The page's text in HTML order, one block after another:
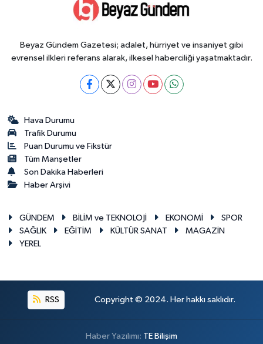
Beyaz Gündem Gazetesi; adalet, hürriyet ve insaniyet gibi
evrensel ilkleri referans alarak, ilkesel haberciliği yaşatmaktadır.
Hava Durumu
Trafik Durumu
Puan Durumu ve Fikstür
Tüm Manşetler
Son Dakika Haberleri
Haber Arşivi
GÜNDEM BİLİM ve TEKNOLOJİ EKONOMİ
SPOR
SAĞLIK
EĞİTİM KÜLTÜR SANAT
MAGAZİN
YEREL
RSS Copyright © 2024. Her hakkı saklıdır.
Haber Yazılımı: TE Bilişim